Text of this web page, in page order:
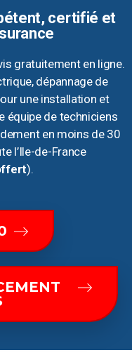
certifié et
gratuitement en ligne.
dépannage de
une installation et
équipe de techniciens
en moins de 30
l’Ile-de-France
).